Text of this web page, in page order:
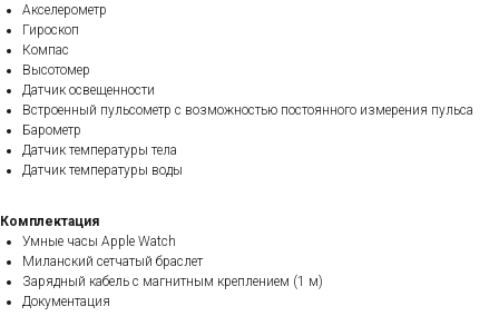
Акселерометр
Гироскоп
Компас
Высотомер
Датчик освещенности
Встроенный пульсометр с возможностью постоянного измерения пульса
Барометр
Датчик температуры тела
Датчик температуры воды
Комплектация
Умные часы Apple Watch
Миланский сетчатый браслет
Зарядный кабель с магнитным креплением (1 м)
Документация